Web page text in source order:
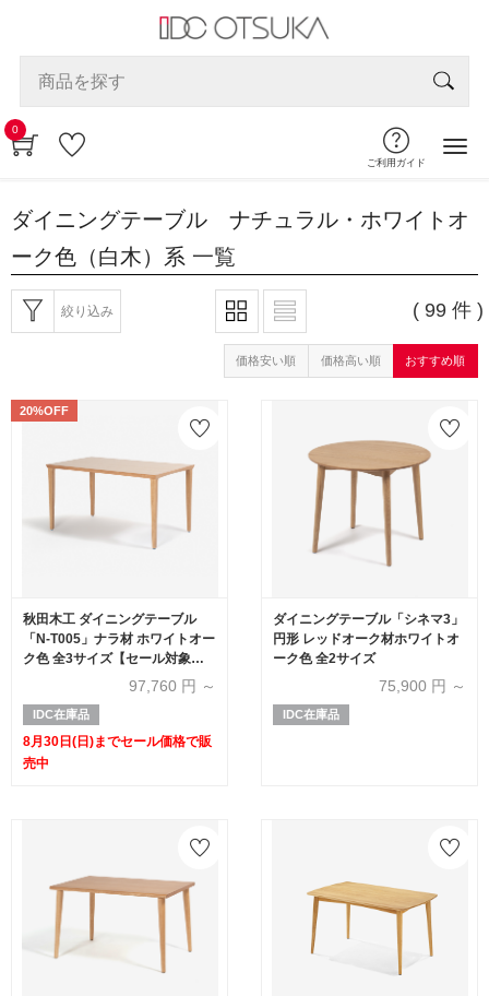
0
ご利用ガイド
ダイニングテーブル ナチュラル・ホワイトオ
ーク色（白木）系 一覧
絞り込み ( 99 件 )
価格安い順 価格高い順 おすすめ順
20%OFF
秋田木工 ダイニングテーブル
「N-T005」ナラ材 ホワイトオー
ク色 全3サイズ【セール対象品
97,760 円 ～
IDC在庫品
8月30日(日)までセール価格で販
売中
ダイニングテーブル「シネマ3」
円形 レッドオーク材ホワイトオ
ーク色 全2サイズ
75,900 円 ～
IDC在庫品